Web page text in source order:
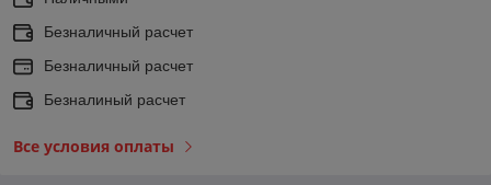
Безналичный расчет
Безналичный расчет
Безналиный расчет
Все условия оплаты